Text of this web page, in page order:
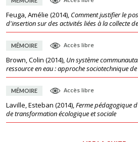
Feuga, Amélie (2014), Comment justifier le
d'insertion sur des activités liées à la collecte
MÉMOIRE Accès libre
Brown, Colin (2014), Un système
ressource en eau : approche sociotechnique
MÉMOIRE Accès libre
Laville, Esteban (2014),Ferme pédagogique
de transformation écologique et sociale